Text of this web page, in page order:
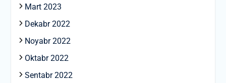
Mart 2023
Dekabr 2022
Noyabr 2022
Oktabr 2022
Sentabr 2022